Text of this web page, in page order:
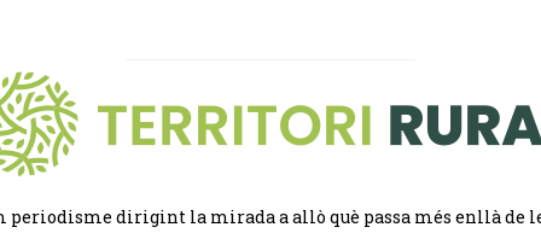
periodisme dirigint la mirada a allò què passa més enllà de